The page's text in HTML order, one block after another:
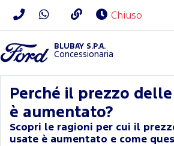
Chiuso
BLUBAY S.P.A.
Concessionaria
Perché il prezzo
è aumentato?
Scopri le ragioni per cui il
usate è aumentato e come